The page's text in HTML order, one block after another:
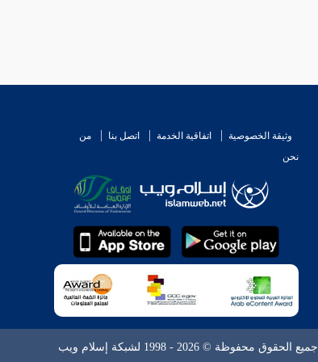
وثيقة الخصوصية اتفاقية الخدمة اتصل بنا
من
نحن
جميع الحقوق محفوظة © 2026 - 1998 لشبكة إسلام ويب